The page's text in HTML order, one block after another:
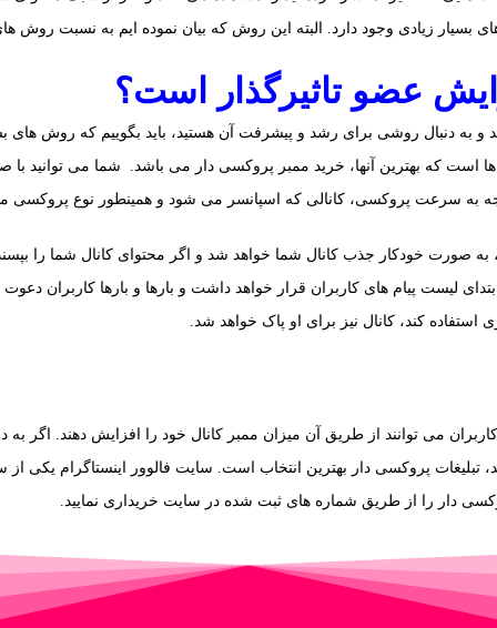
زیادی وجود دارد. البته این روش که بیان‌ نموده ایم به نسبت روش
عضو تاثیرگذار است؟
و به دنبال روشی برای رشد و پیشرفت آن هستید، باید بگوییم که روش های
است که بهترین آنها، خرید ممبر پروکسی دار می باشد. شما می توانید
به سرعت پروکسی، کانالی که اسپانسر می شود و همینطور نوع پروکسی
به صورت خودکار جذب کانال شما خواهد شد و اگر محتوای کانال شما را
لیست پیام های کاربران قرار خواهد داشت و بارها و بارها کاربران
کند، کانال نیز برای او پاک خواهد شد.
می توانند از طریق آن میزان ممبر کانال خود را افزایش دهند. اگر به
پروکسی دار بهترین انتخاب است. سایت فالوور اینستاگرام یکی از
دار را از طریق شماره های ثبت شده در سایت خریداری نمایید.